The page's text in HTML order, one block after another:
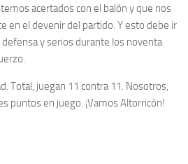
acertados con el balón y que nos
en el devenir del partido. Y esto debe ir
y serios durante los noventa
Total, juegan 11 contra 11. Nosotros,
puntos en juego. ¡Vamos Altorricón!